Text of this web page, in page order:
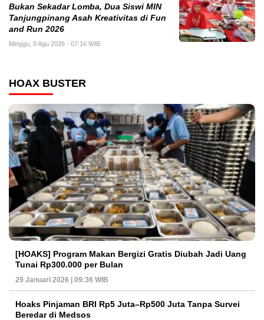
Bukan Sekadar Lomba, Dua Siswi MIN
Tanjungpinang Asah Kreativitas di Fun
and Run 2026
Minggu, 9 Agu 2026 - 07:16 WIB
HOAX BUSTER
[HOAKS] Program Makan Bergizi Gratis Diubah Jadi Uang
Tunai Rp300.000 per Bulan
29 Januari 2026 | 09:36 WIB
Hoaks Pinjaman BRI Rp5 Juta–Rp500 Juta Tanpa Survei
Beredar di Medsos